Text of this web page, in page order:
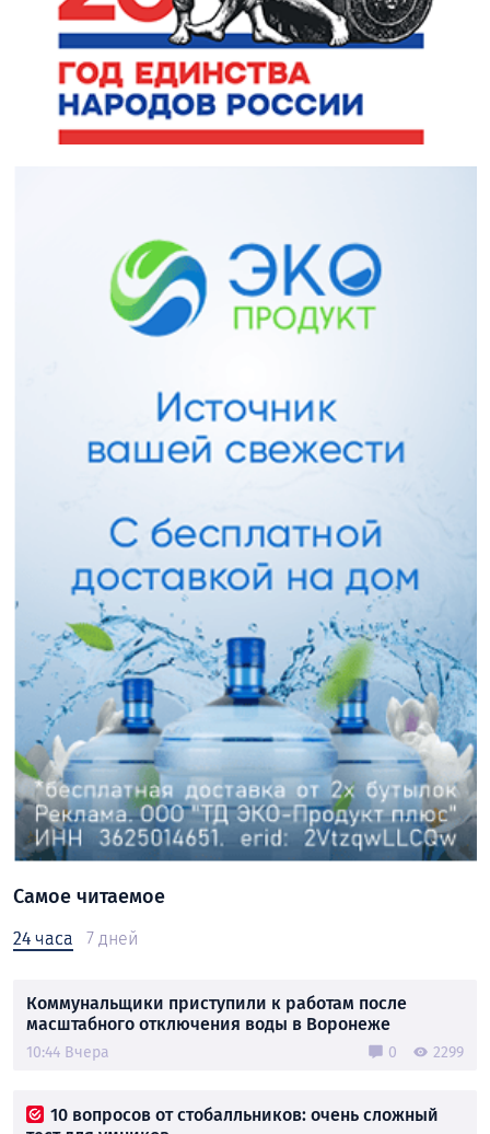
Самое читаемое
24 часа 7 дней
Коммунальщики приступили к работам после
масштабного отключения воды в Воронеже
10:44 Вчера 0 2299
10 вопросов от стобалльников: очень сложный